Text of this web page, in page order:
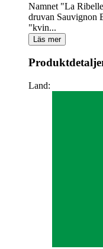
Namnet "La
druvan Sauvignon
"kvin...
Läs mer
Land: